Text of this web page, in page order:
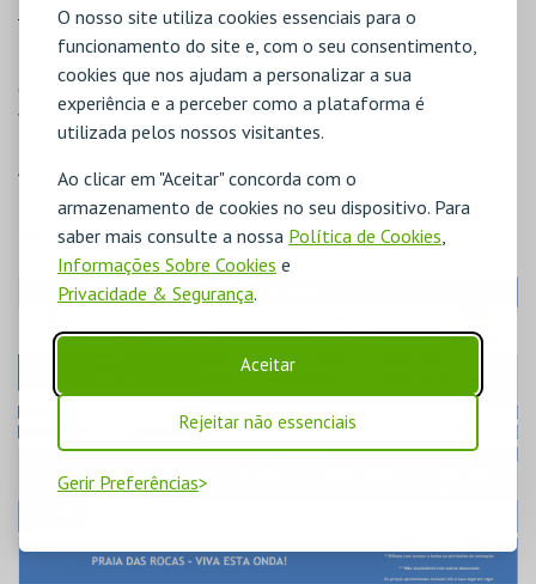
O nosso site utiliza cookies essenciais para o
funcionamento do site e, com o seu consentimento,
cookies que nos ajudam a personalizar a sua
experiência e a perceber como a plataforma é
utilizada pelos nossos visitantes.
Ao clicar em "Aceitar" concorda com o
armazenamento de cookies no seu dispositivo. Para
saber mais consulte a nossa Política de Cookies,
Informações Sobre Cookies e
Privacidade & Segurança.
Aceitar
Rejeitar não essenciais
Gerir Preferências
disponíveis.
CONSULTE REGULAMENTOS EM
www.praiadasrocas.com
Atreva-se! Venha em Família! Desfrute de uma Experiência
PREÇOS
PREÇO